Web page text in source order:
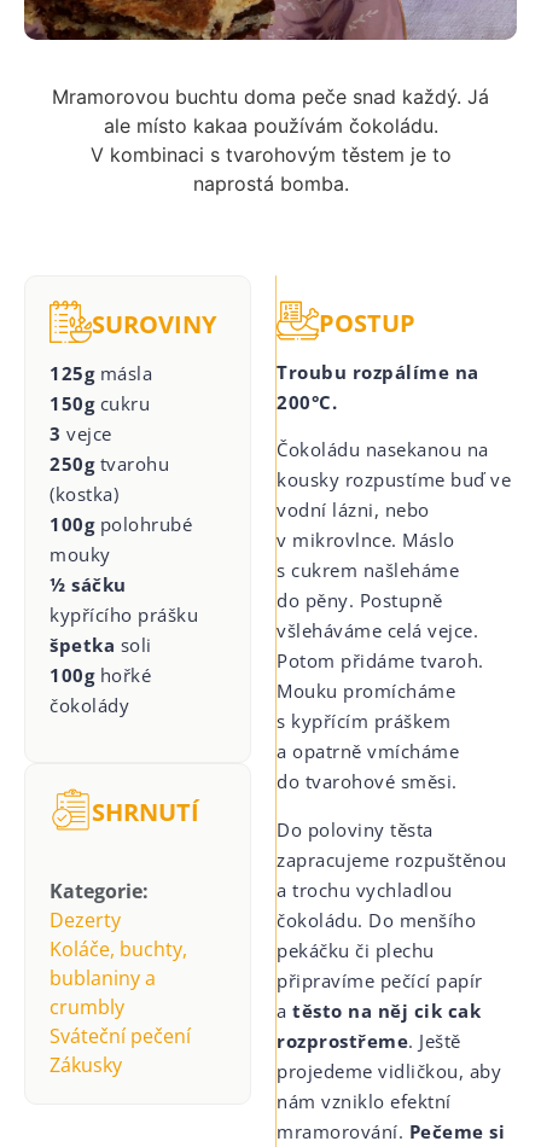
Mramorovou buchtu doma peče snad každý. Já
ale místo kakaa používám čokoládu.
V kombinaci s tvarohovým těstem je to
naprostá bomba.
SUROVINY
125gmásla
150gcukru
3 vejce
250gtvarohu
(kostka)
100gpolohrubé
mouky
½ sáčku
kypřícího prášku
špetka soli
100ghořké
čokolády
SHRNUTÍ
Kategorie:
Dezerty
Koláče, buchty,
bublaniny a
crumbly
Sváteční pečení
Zákusky
POSTUP
Troubu rozpálíme na
200°C.
Čokoládu nasekanou na
kousky rozpustíme buď ve
vodní lázni, nebo
v mikrovlnce. Máslo
s cukrem našleháme
do pěny. Postupně
všleháváme celá vejce.
Potom přidáme tvaroh.
Mouku promícháme
s kypřícím práškem
a opatrně vmícháme
do tvarohové směsi.
Do poloviny těsta
zapracujeme rozpuštěnou
a trochu vychladlou
čokoládu. Do menšího
pekáčku či plechu
připravíme pečící papír
atěsto na něj cik cak
rozprostřeme. Ještě
projedeme vidličkou, aby
nám vzniklo efektní
mramorování. Pečeme si